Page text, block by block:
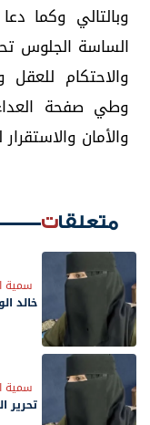
وبالتالي وكما
الساسة الجلوس
والاحتكام
وطي صفحة
والأمان
متعلقات
سمية
خالد
سمية
تحرير